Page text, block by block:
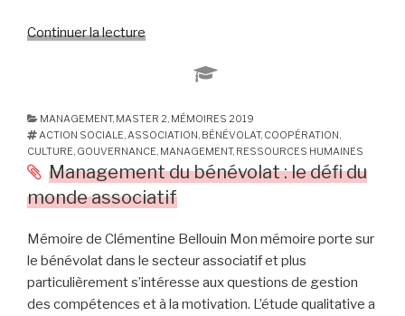
Continuer la lecture
:
installer
une
mode »
MANAGEMENT, MASTER 2, MÉMOIRES 2019
ACTION SOCIALE,ASSOCIATION, BÉNÉVOLAT, COOPÉRATION,
CULTURE, GOUVERNANCE, MANAGEMENT, RESSOURCES HUMAINES
Management du bénévolat : le défi du
monde associatif
Mémoire de Clémentine Bellouin Mon mémoire porte sur
le bénévolat dans le secteur associatif et plus
particulièrement s’intéresse aux questions de gestion
des compétences et à la motivation. L’étude qualitative a